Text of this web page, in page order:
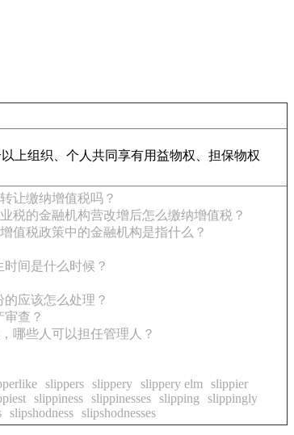
上组织、个人共同享有用益物权、担保物权
让缴纳增值税吗？
税的金融机构营改增后怎么缴纳增值税？
值税政策中的金融机构是指什么？
间是什么时候？
应该怎么处理？
查？
哪些人可以担任管理人？
slippers slippery slippery elm
slippier
slippiness slippinesses slipping
slippingly
slipshodness slipshodnesses